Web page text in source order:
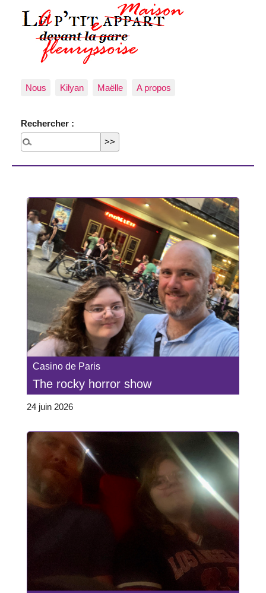
Nous Kilyan Maëlle A propos
Rechercher :
Casino de Paris
The rocky horror show
24 juin 2026